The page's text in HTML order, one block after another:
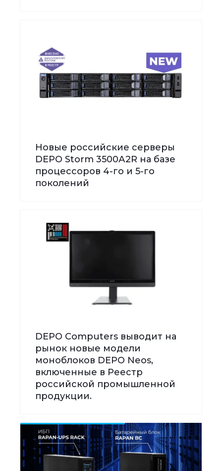
Новые российские серверы
DEPO Storm 3500А2R на базе
процессоров 4-го и 5-го
поколений
DEPO Computers выводит на
рынок новые модели
моноблоков DEPO Neos,
включенные в Реестр
российской промышленной
продукции.